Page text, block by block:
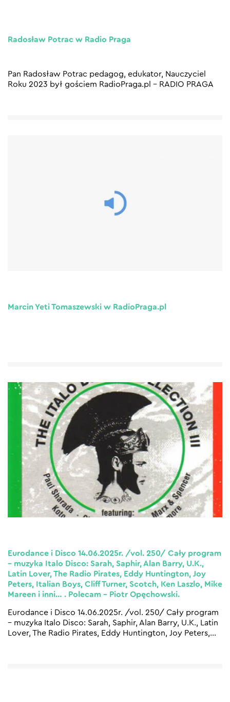
Radosław Potrac w Radio Praga
Pan Radosław Potrac pedagog, edukator, Nauczyciel
Roku 2023 był gościem RadioPraga.pl – RADIO PRAGA
Marcin Yeti Tomaszewski w RadioPraga.pl
Eurodance i Disco 14.06.2025r. /vol. 250/ Cały program
– muzyka Italo Disco: Sarah, Saphir, Alan Barry, U.K.,
Latin Lover, The Radio Pirates, Eddy Huntington, Joy
Peters, Italian Boys, Cliff Turner, Scotch, Ken Laszlo, Mike
Mareen i inni… . Polecam – Piotr Opęchowski.
Eurodance i Disco 14.06.2025r. /vol. 250/ Cały program
– muzyka Italo Disco: Sarah, Saphir, Alan Barry, U.K., Latin
Lover, The Radio Pirates, Eddy Huntington, Joy Peters,…